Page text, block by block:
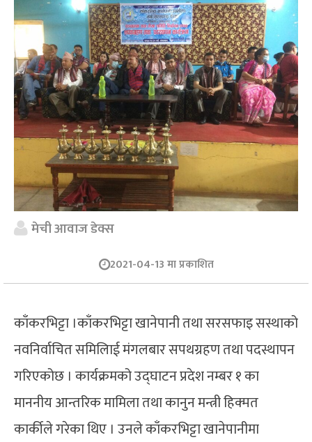
मेची आवाज डेक्स
2021-04-13 मा प्रकाशित
काँकरभिट्टा ।काँकरभिट्टा खानेपानी तथा सरसफाइ सस्थाको
नवनिर्वाचित समिलिाई मंगलबार सपथग्रहण तथा पदस्थापन
गरिएकोछ । कार्यक्रमको उद्घाटन प्रदेश नम्बर १ का
माननीय आन्तरिक मामिला तथा कानुन मन्त्री हिक्मत
कार्कीले गरेका थिए । उनले काँकरभिट्टा खानेपानीमा